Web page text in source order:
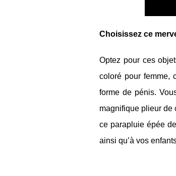
Choisissez ce
Optez pour ces
coloré pour femme,
forme de pénis.
magnifique plieur de
ce parapluie épée
ainsi qu’à vos